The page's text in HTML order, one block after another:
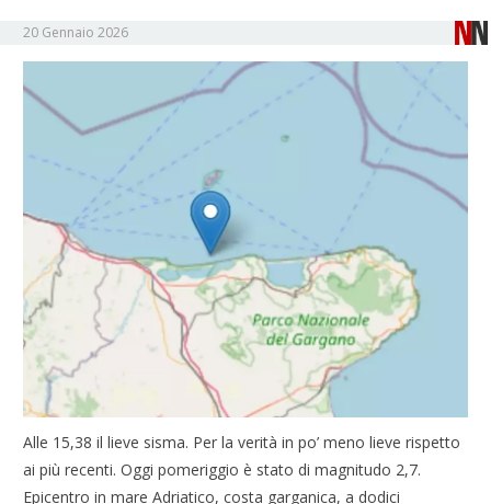
20 Gennaio 2026
Alle 15,38 il lieve sisma. Per la verità in po’ meno lieve rispetto
ai più recenti. Oggi pomeriggio è stato di magnitudo 2,7.
Epicentro in mare Adriatico, costa garganica, a dodici